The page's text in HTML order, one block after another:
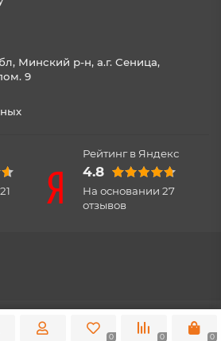
Минский р-н, а.г. Сеница,
9
21
Рейтинг в Яндекс
4.8
На основании 27
отзывов
0 0 0